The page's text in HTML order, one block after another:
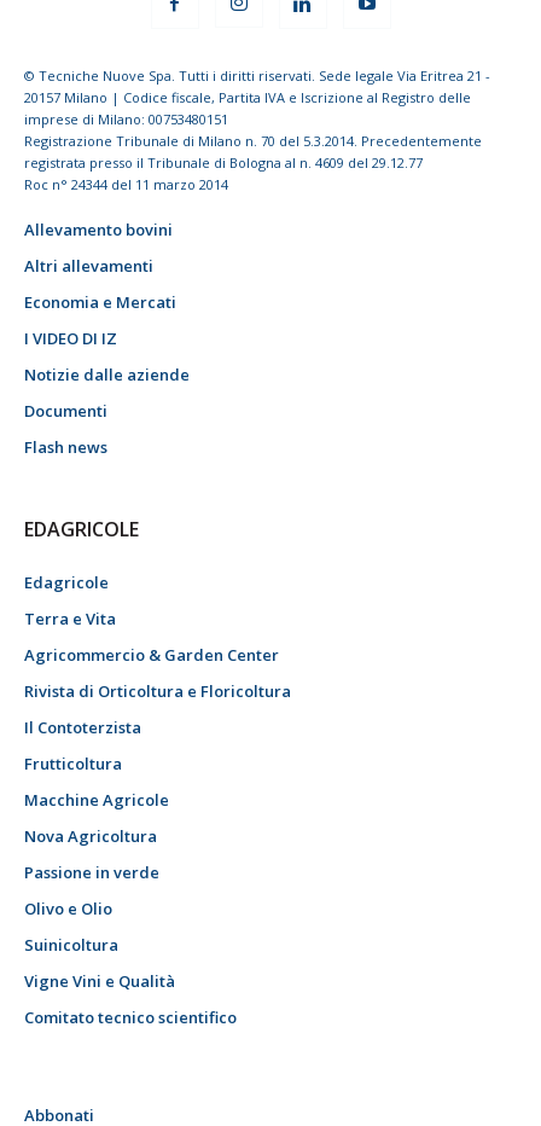
© Tecniche Nuove Spa. Tutti i diritti riservati. Sede legale Via Eritrea 21 -
20157 Milano | Codice fiscale, Partita IVA e Iscrizione al Registro delle
imprese di Milano: 00753480151
Registrazione Tribunale di Milano n. 70 del 5.3.2014. Precedentemente
registrata presso il Tribunale di Bologna al n. 4609 del 29.12.77
Roc n° 24344 del 11 marzo 2014
Allevamento bovini
Altri allevamenti
Economia e Mercati
I VIDEO DI IZ
Notizie dalle aziende
Documenti
Flash news
EDAGRICOLE
Edagricole
Terra e Vita
Agricommercio & Garden Center
Rivista di Orticoltura e Floricoltura
Il Contoterzista
Frutticoltura
Macchine Agricole
Nova Agricoltura
Passione in verde
Olivo e Olio
Suinicoltura
Vigne Vini e Qualità
Comitato tecnico scientifico
Abbonati